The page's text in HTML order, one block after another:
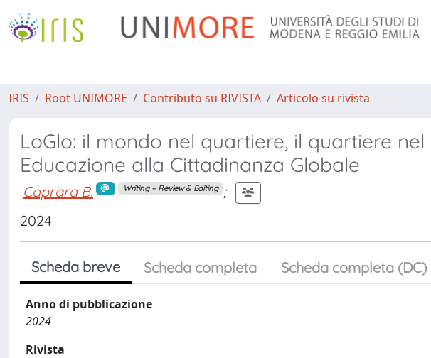
IRIS Root UNIMORE Contributo su RIVISTA Articolo su rivista
LoGlo: il mondo nel quartiere, il quartiere nel
Educazione alla Cittadinanza Globale
Caprara B. Writing – Review & Editing
;
2024
Scheda breve Scheda completa Scheda completa (DC)
Anno di pubblicazione
2024
Rivista